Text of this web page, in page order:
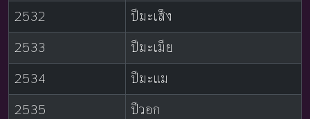
2532
ปีมะเส็ง
2533
ปีมะเมีย
2534
ปีมะแม
2535
ปีวอก